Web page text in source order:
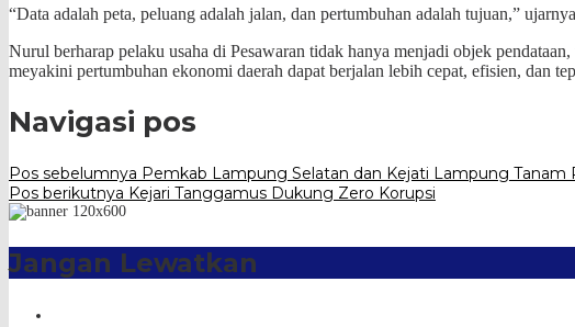
“Data adalah peta, peluang adalah jalan, dan pertumbuhan adalah tujuan,”
Nurul berharap pelaku usaha di Pesawaran tidak hanya menjadi objek
meyakini pertumbuhan ekonomi daerah dapat berjalan lebih cepat, efisien, dan
Navigasi pos
Pos sebelumnya Pemkab Lampung Selatan dan Kejati Lampung Tanam
Pos berikutnya Kejari Tanggamus Dukung Zero Korupsi
Jangan Lewatkan